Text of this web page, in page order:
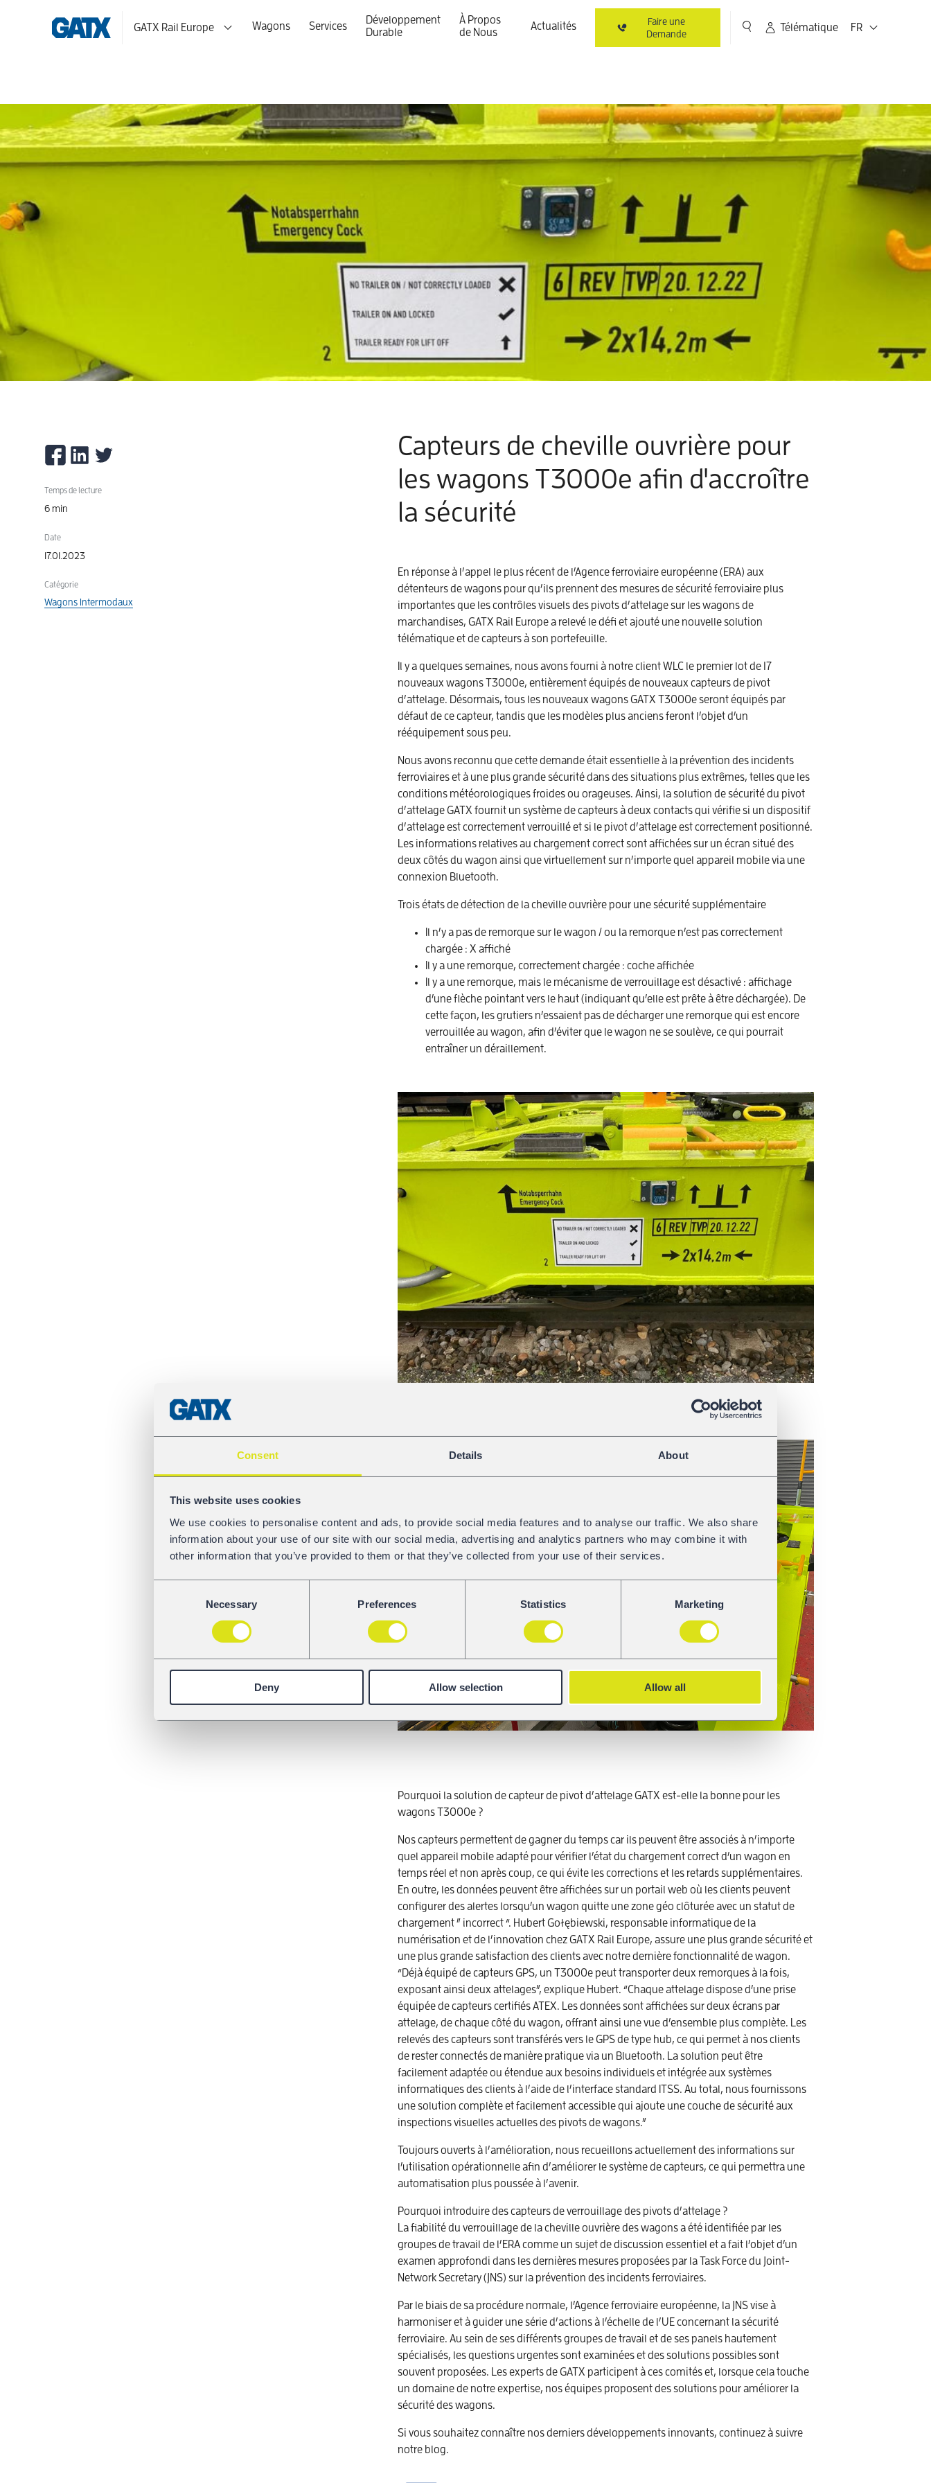
Consent Details About
This website uses cookies
We use cookies to personalise content and ads, to provide social media features and to analyse our traffic. We also share
information about your use of our site with our social media, advertising and analytics partners who may combine it with
other information that you’ve provided to them or that they’ve collected from your use of their services.
Necessary Preferences Statistics Marketing
Deny Allow selection Allow all
GATX Rail Europe Wagons Services
Développement
Durable
À Propos
de Nous
Actualités
Faire une
Demande
Télématique FR
Temps de lecture
6 min
Date
17.01.2023
Catégorie
Wagons Intermodaux
Capteurs de cheville ouvrière pour
les wagons T3000e afin d'accroître
la sécurité
En réponse à l’appel le plus récent de l’Agence ferroviaire européenne (ERA) aux
détenteurs de wagons pour qu’ils prennent des mesures de sécurité ferroviaire plus
importantes que les contrôles visuels des pivots d’attelage sur les wagons de
marchandises, GATX Rail Europe a relevé le défi et ajouté une nouvelle solution
télématique et de capteurs à son portefeuille.
Il y a quelques semaines, nous avons fourni à notre client WLC le premier lot de 17
nouveaux wagons T3000e, entièrement équipés de nouveaux capteurs de pivot
d’attelage. Désormais, tous les nouveaux wagons GATX T3000e seront équipés par
défaut de ce capteur, tandis que les modèles plus anciens feront l’objet d’un
rééquipement sous peu.
Nous avons reconnu que cette demande était essentielle à la prévention des incidents
ferroviaires et à une plus grande sécurité dans des situations plus extrêmes, telles que les
conditions météorologiques froides ou orageuses. Ainsi, la solution de sécurité du pivot
d’attelage GATX fournit un système de capteurs à deux contacts qui vérifie si un dispositif
d’attelage est correctement verrouillé et si le pivot d’attelage est correctement positionné.
Les informations relatives au chargement correct sont affichées sur un écran situé des
deux côtés du wagon ainsi que virtuellement sur n’importe quel appareil mobile via une
connexion Bluetooth.
Trois états de détection de la cheville ouvrière pour une sécurité supplémentaire
Il n’y a pas de remorque sur le wagon / ou la remorque n’est pas correctement
chargée : X affiché
Il y a une remorque, correctement chargée : coche affichée
Il y a une remorque, mais le mécanisme de verrouillage est désactivé : affichage
d’une flèche pointant vers le haut (indiquant qu’elle est prête à être déchargée). De
cette façon, les grutiers n’essaient pas de décharger une remorque qui est encore
verrouillée au wagon, afin d’éviter que le wagon ne se soulève, ce qui pourrait
entraîner un déraillement.
Pourquoi la solution de capteur de pivot d’attelage GATX est-elle la bonne pour les
wagons T3000e ?
Nos capteurs permettent de gagner du temps car ils peuvent être associés à n’importe
quel appareil mobile adapté pour vérifier l’état du chargement correct d’un wagon en
temps réel et non après coup, ce qui évite les corrections et les retards supplémentaires.
En outre, les données peuvent être affichées sur un portail web où les clients peuvent
configurer des alertes lorsqu’un wagon quitte une zone géo clôturée avec un statut de
chargement ” incorrect “. Hubert Gołębiewski, responsable informatique de la
numérisation et de l’innovation chez GATX Rail Europe, assure une plus grande sécurité et
une plus grande satisfaction des clients avec notre dernière fonctionnalité de wagon.
“Déjà équipé de capteurs GPS, un T3000e peut transporter deux remorques à la fois,
exposant ainsi deux attelages”, explique Hubert. “Chaque attelage dispose d’une prise
équipée de capteurs certifiés ATEX. Les données sont affichées sur deux écrans par
attelage, de chaque côté du wagon, offrant ainsi une vue d’ensemble plus complète. Les
relevés des capteurs sont transférés vers le GPS de type hub, ce qui permet à nos clients
de rester connectés de manière pratique via un Bluetooth. La solution peut être
facilement adaptée ou étendue aux besoins individuels et intégrée aux systèmes
informatiques des clients à l’aide de l’interface standard ITSS. Au total, nous fournissons
une solution complète et facilement accessible qui ajoute une couche de sécurité aux
inspections visuelles actuelles des pivots de wagons.”
Toujours ouverts à l’amélioration, nous recueillons actuellement des informations sur
l’utilisation opérationnelle afin d’améliorer le système de capteurs, ce qui permettra une
automatisation plus poussée à l’avenir.
Pourquoi introduire des capteurs de verrouillage des pivots d’attelage ?
La fiabilité du verrouillage de la cheville ouvrière des wagons a été identifiée par les
groupes de travail de l’ERA comme un sujet de discussion essentiel et a fait l’objet d’un
examen approfondi dans les dernières mesures proposées par la Task Force du Joint-
Network Secretary (JNS) sur la prévention des incidents ferroviaires.
Par le biais de sa procédure normale, l’Agence ferroviaire européenne, la JNS vise à
harmoniser et à guider une série d’actions à l’échelle de l’UE concernant la sécurité
ferroviaire. Au sein de ses différents groupes de travail et de ses panels hautement
spécialisés, les questions urgentes sont examinées et des solutions possibles sont
souvent proposées. Les experts de GATX participent à ces comités et, lorsque cela touche
un domaine de notre expertise, nos équipes proposent des solutions pour améliorer la
sécurité des wagons.
Si vous souhaitez connaître nos derniers développements innovants, continuez à suivre
notre blog.